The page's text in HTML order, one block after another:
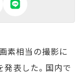
素相当の撮影に
発表した。国内で